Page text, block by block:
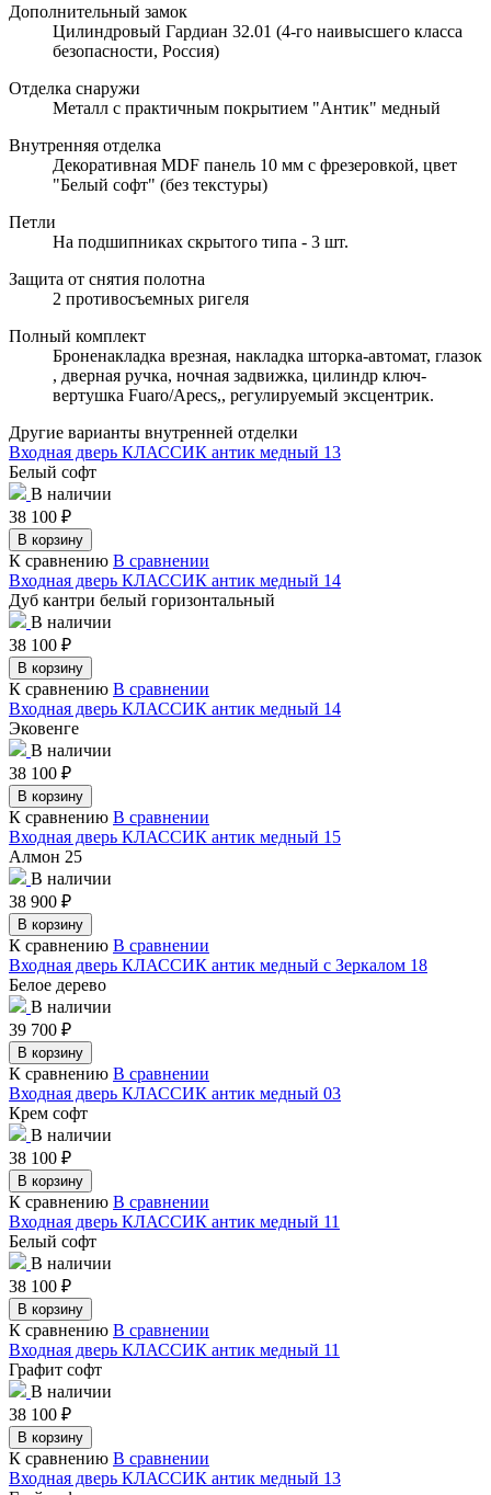
Дополнительный замок
Цилиндровый Гардиан 32.01 (4-го наивысшего класса
безопасности, Россия)
Отделка снаружи
Металл с практичным покрытием "Антик" медный
Внутренняя отделка
Декоративная MDF панель 10 мм с фрезеровкой, цвет
"Белый софт" (без текстуры)
Петли
На подшипниках скрытого типа - 3 шт.
Защита от снятия полотна
2 противосъемных ригеля
Полный комплект
Броненакладка врезная, накладка шторка-автомат, глазок
, дверная ручка, ночная задвижка, цилиндр ключ-
вертушка Fuaro/Apecs,, регулируемый эксцентрик.
Другие варианты внутренней отделки
Входная дверь КЛАССИК антик медный 13
Белый софт
В наличии
38 100 ₽
В корзину
К сравнению В сравнении
Входная дверь КЛАССИК антик медный 14
Дуб кантри белый горизонтальный
В наличии
38 100 ₽
В корзину
К сравнению В сравнении
Входная дверь КЛАССИК антик медный 14
Эковенге
В наличии
38 100 ₽
В корзину
К сравнению В сравнении
Входная дверь КЛАССИК антик медный 15
Алмон 25
В наличии
38 900 ₽
В корзину
К сравнению В сравнении
Входная дверь КЛАССИК антик медный с Зеркалом 18
Белое дерево
В наличии
39 700 ₽
В корзину
К сравнению В сравнении
Входная дверь КЛАССИК антик медный 03
Крем софт
В наличии
38 100 ₽
В корзину
К сравнению В сравнении
Входная дверь КЛАССИК антик медный 11
Белый софт
В наличии
38 100 ₽
В корзину
К сравнению В сравнении
Входная дверь КЛАССИК антик медный 11
Графит софт
В наличии
38 100 ₽
В корзину
К сравнению В сравнении
Входная дверь КЛАССИК антик медный 13